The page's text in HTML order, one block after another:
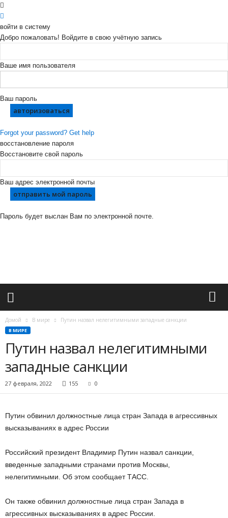
войти в систему
Добро пожаловать! Войдите в свою учётную запись
Ваше имя пользователя
Ваш пароль
Forgot your password? Get help
восстановление пароля
Восстановите свой пароль
Ваш адрес электронной почты
Пароль будет выслан Вам по электронной почте.
ж
Домой В мире Путин назвал нелегитимными западные санкции
В МИРЕ
Путин назвал нелегитимными
западные санкции
27 февраля, 2022 155 0
Путин обвинил должностные лица стран Запада в агрессивных
высказываниях в адрес России
Российский президент Владимир Путин назвал санкции,
введенные западными странами против Москвы,
нелегитимными. Об этом сообщает ТАСС.
Он также обвинил должностные лица стран Запада в
агрессивных высказываниях в адрес России.